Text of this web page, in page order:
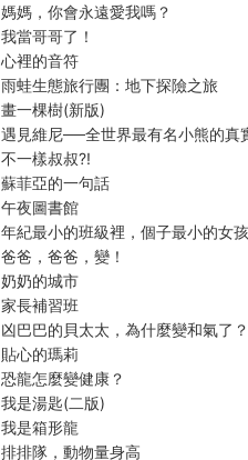
媽媽，你會永遠愛我嗎？
我當哥哥了！
心裡的音符
雨蛙生態旅行團：地下探險之旅
畫一棵樹(新版)
遇見維尼──全世界最有名小熊的真
不一樣叔叔?!
蘇菲亞的一句話
午夜圖書館
年紀最小的班級裡，個子最小的女
爸爸，爸爸，變！
奶奶的城市
家長補習班
凶巴巴的貝太太，為什麼變和氣了？
貼心的瑪莉
恐龍怎麼變健康？
我是湯匙(二版)
我是箱形龍
排排隊，動物量身高